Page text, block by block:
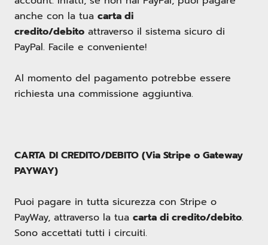
anche con la tua carta di
credito/debito attraverso il sistema sicuro di
PayPal. Facile e conveniente!
Al momento del pagamento potrebbe essere
richiesta una commissione aggiuntiva.
CARTA DI CREDITO/DEBITO (Via Stripe o Gateway
PAYWAY)
Puoi pagare in tutta sicurezza con Stripe o
PayWay, attraverso la tua carta di credito/debito.
Sono accettati tutti i circuiti.